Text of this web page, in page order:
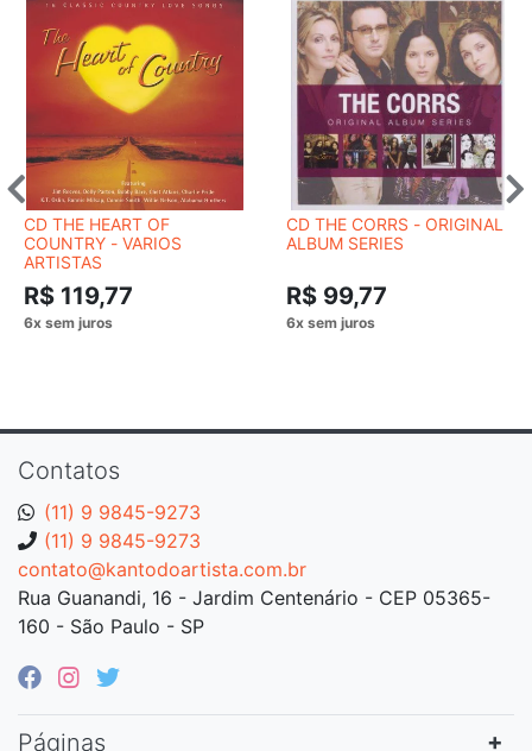
CD THE HEART OF
COUNTRY - VARIOS
ARTISTAS
R$ 119,77
CD THE CORRS - ORIGINAL
ALBUM SERIES
R$ 99,77
Contatos
(11) 9 9845-9273
(11) 9 9845-9273
contato@kantodoartista.com.br
Rua Guanandi, 16 - Jardim Centenário - CEP 05365-
160 - São Paulo - SP
Páginas